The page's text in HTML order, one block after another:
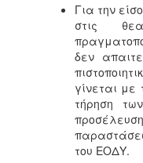
Για την
στις
δεν
γίνεται
τήρηση
του ΕΟΔΥ.